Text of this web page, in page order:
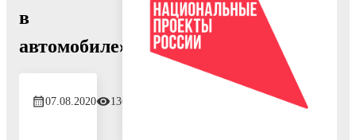
в
автомобиле»
07.08.2020 1362